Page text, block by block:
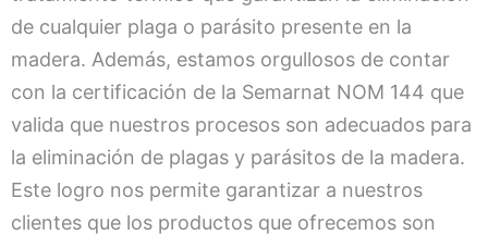
de cualquier plaga o parásito presente en la
madera. Además, estamos orgullosos de contar
con la certificación de la Semarnat NOM 144 que
valida que nuestros procesos son adecuados para
la eliminación de plagas y parásitos de la madera.
Este logro nos permite garantizar a nuestros
clientes que los productos que ofrecemos son